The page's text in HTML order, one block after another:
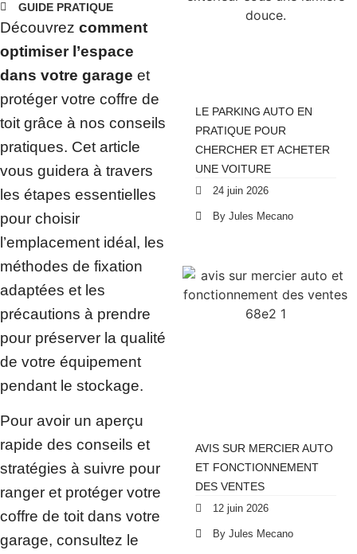
GUIDE PRATIQUE
Découvrez comment
optimiser l’espace
dans votre garage et
protéger votre coffre de
toit grâce à nos conseils
pratiques. Cet article
vous guidera à travers
les étapes essentielles
pour choisir
l’emplacement idéal, les
méthodes de fixation
adaptées et les
précautions à prendre
pour préserver la qualité
de votre équipement
pendant le stockage.
Pour avoir un aperçu
rapide des conseils et
stratégies à suivre pour
ranger et protéger votre
coffre de toit dans votre
garage, consultez le
LE PARKING AUTO EN
PRATIQUE POUR
CHERCHER ET ACHETER
UNE VOITURE
24 juin 2026
By Jules Mecano
AVIS SUR MERCIER AUTO
ET FONCTIONNEMENT
DES VENTES
12 juin 2026
By Jules Mecano